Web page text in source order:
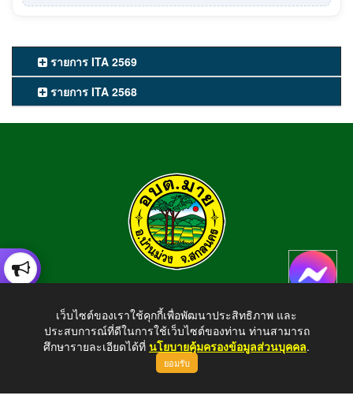
รายการ ITA 2569
รายการ ITA 2568
อำเภอบ้านม่วง จังหวัดสกลนคร สอบถามข้อมูลโทร 042-794924
E-mail : tambonmai275@gmail.com
เว็บไซต์ของเราใช้คุกกี้เพื่อพัฒนาประสิทธิภาพ และ
ประสบการณ์ที่ดีในการใช้เว็บไซต์ของท่าน ท่านสามารถ
ศึกษารายละเอียดได้ที่ นโยบายคุ้มครองข้อมูลส่วนบุคคล.
ยอมรับ